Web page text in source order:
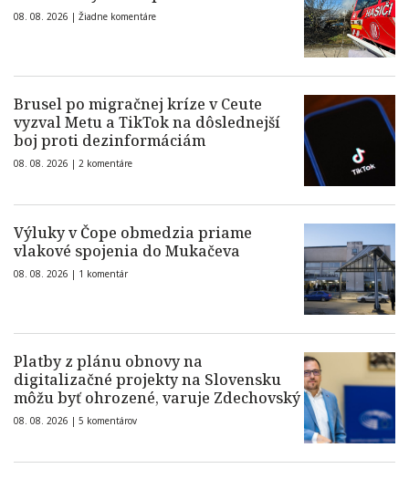
08. 08. 2026 | Žiadne komentáre
Brusel po migračnej kríze v Ceute
vyzval Metu a TikTok na dôslednejší
boj proti dezinformáciám
08. 08. 2026 | 2 komentáre
Výluky v Čope obmedzia priame
vlakové spojenia do Mukačeva
08. 08. 2026 | 1 komentár
Platby z plánu obnovy na
digitalizačné projekty na Slovensku
môžu byť ohrozené, varuje Zdechovský
08. 08. 2026 | 5 komentárov